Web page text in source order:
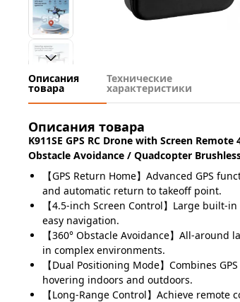
Описания
товара
Технические
характеристики
Описания товара
K911SE GPS RC Drone with Screen
Obstacle Avoidance / Quadcopter
【GPS Return Home】Advanced GPS
and automatic return to takeoff point.
【4.5-inch Screen Control】Large
easy navigation.
【360° Obstacle Avoidance】All-
in complex environments.
【Dual Positioning Mode】Combines
hovering indoors and outdoors.
【Long-Range Control】Achieve